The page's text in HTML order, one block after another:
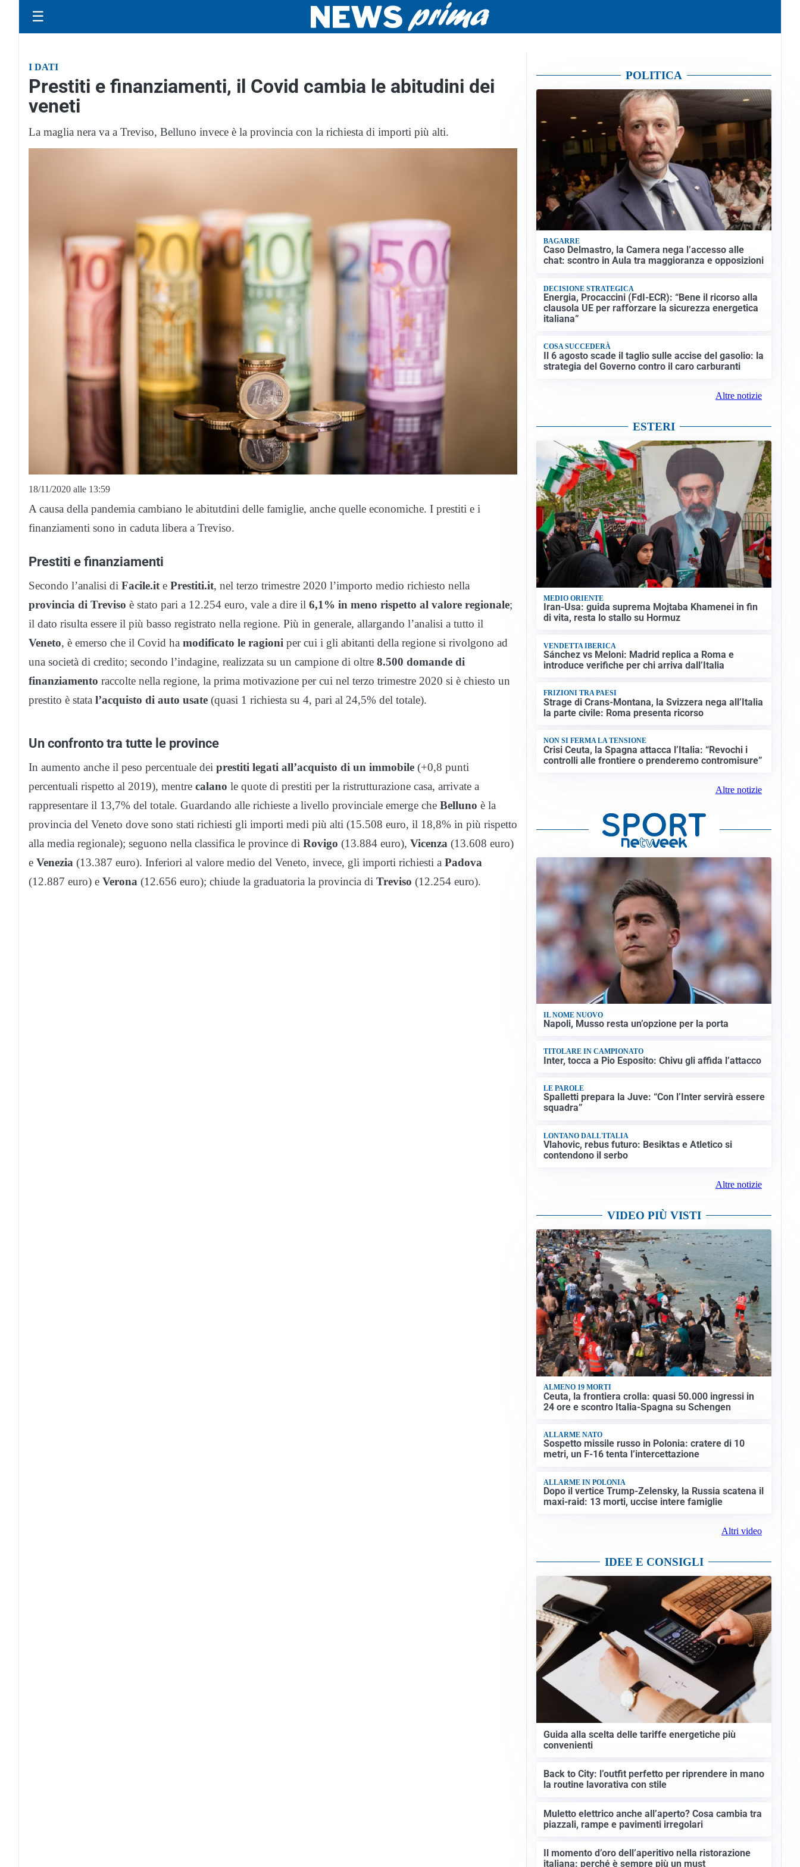
☰
I DATI
Prestiti e finanziamenti, il Covid cambia le abitudini dei
veneti
La maglia nera va a Treviso, Belluno invece è la provincia con la richiesta di importi più alti.
18/11/2020 alle 13:59
A causa della pandemia cambiano le abitutdini delle famiglie, anche quelle economiche. I prestiti e i
finanziamenti sono in caduta libera a Treviso.
Prestiti e finanziamenti
Secondo l’analisi di Facile.it e Prestiti.it, nel terzo trimestre 2020 l’importo medio richiesto nella
provincia di Treviso è stato pari a 12.254 euro, vale a dire il 6,1% in meno rispetto al valore regionale;
il dato risulta essere il più basso registrato nella regione. Più in generale, allargando l’analisi a tutto il
Veneto, è emerso che il Covid ha modificato le ragioni per cui i gli abitanti della regione si rivolgono ad
una società di credito; secondo l’indagine, realizzata su un campione di oltre 8.500 domande di
finanziamento raccolte nella regione, la prima motivazione per cui nel terzo trimestre 2020 si è chiesto un
prestito è stata l’acquisto di auto usate (quasi 1 richiesta su 4, pari al 24,5% del totale).
Un confronto tra tutte le province
In aumento anche il peso percentuale dei prestiti legati all’acquisto di un immobile (+0,8 punti
percentuali rispetto al 2019), mentre calano le quote di prestiti per la ristrutturazione casa, arrivate a
rappresentare il 13,7% del totale. Guardando alle richieste a livello provinciale emerge che Belluno è la
provincia del Veneto dove sono stati richiesti gli importi medi più alti (15.508 euro, il 18,8% in più rispetto
alla media regionale); seguono nella classifica le province di Rovigo (13.884 euro), Vicenza (13.608 euro)
e Venezia (13.387 euro). Inferiori al valore medio del Veneto, invece, gli importi richiesti a Padova
(12.887 euro) e Verona (12.656 euro); chiude la graduatoria la provincia di Treviso (12.254 euro).
POLITICA
BAGARRE
Caso Delmastro, la Camera nega l’accesso alle
chat: scontro in Aula tra maggioranza e opposizioni
DECISIONE STRATEGICA
Energia, Procaccini (FdI-ECR): “Bene il ricorso alla
clausola UE per rafforzare la sicurezza energetica
italiana”
COSA SUCCEDERÀ
Il 6 agosto scade il taglio sulle accise del gasolio: la
strategia del Governo contro il caro carburanti
Altre notizie
ESTERI
MEDIO ORIENTE
Iran-Usa: guida suprema Mojtaba Khamenei in fin
di vita, resta lo stallo su Hormuz
VENDETTA IBERICA
Sánchez vs Meloni: Madrid replica a Roma e
introduce verifiche per chi arriva dall’Italia
FRIZIONI TRA PAESI
Strage di Crans-Montana, la Svizzera nega all’Italia
la parte civile: Roma presenta ricorso
NON SI FERMA LA TENSIONE
Crisi Ceuta, la Spagna attacca l’Italia: “Revochi i
controlli alle frontiere o prenderemo contromisure”
Altre notizie
IL NOME NUOVO
Napoli, Musso resta un’opzione per la porta
TITOLARE IN CAMPIONATO
Inter, tocca a Pio Esposito: Chivu gli affida l’attacco
LE PAROLE
Spalletti prepara la Juve: “Con l’Inter servirà essere
squadra”
LONTANO DALL'ITALIA
Vlahovic, rebus futuro: Besiktas e Atletico si
contendono il serbo
Altre notizie
VIDEO PIÙ VISTI
ALMENO 19 MORTI
Ceuta, la frontiera crolla: quasi 50.000 ingressi in
24 ore e scontro Italia-Spagna su Schengen
ALLARME NATO
Sospetto missile russo in Polonia: cratere di 10
metri, un F-16 tenta l’intercettazione
ALLARME IN POLONIA
Dopo il vertice Trump-Zelensky, la Russia scatena il
maxi-raid: 13 morti, uccise intere famiglie
Altri video
IDEE E CONSIGLI
Guida alla scelta delle tariffe energetiche più
convenienti
Back to City: l’outfit perfetto per riprendere in mano
la routine lavorativa con stile
Muletto elettrico anche all’aperto? Cosa cambia tra
piazzali, rampe e pavimenti irregolari
Il momento d’oro dell’aperitivo nella ristorazione
italiana: perché è sempre più un must